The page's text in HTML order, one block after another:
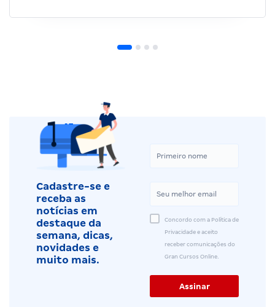
Cadastre-se e
receba as
notícias em
destaque da
semana, dicas,
novidades e
muito mais.
Concordo com a Política de
Privacidade e aceito
receber comunicações do
Gran Cursos Online.